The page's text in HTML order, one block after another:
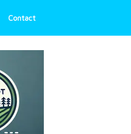
Contact